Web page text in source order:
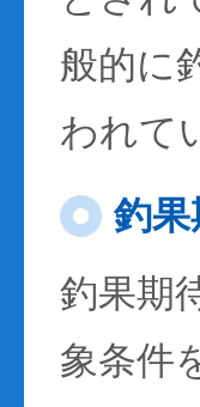
般的に
われて
釣
釣果期
象条件